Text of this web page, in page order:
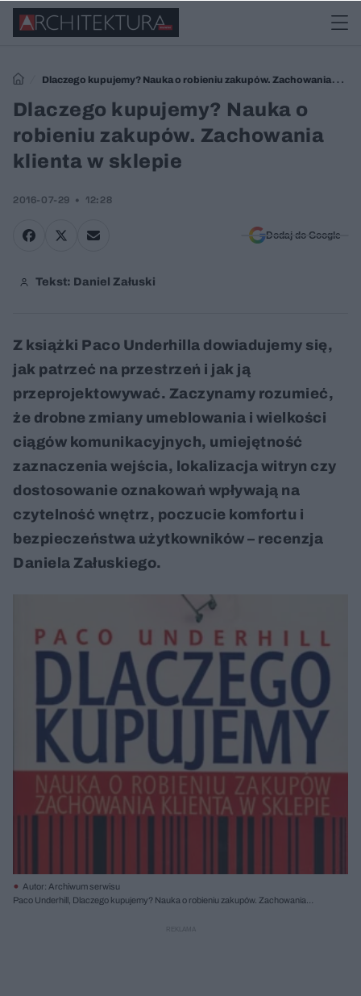
Dlaczego kupujemy? Nauka o robieniu zakupów. Zachowania
klienta w sklepie
Dlaczego kupujemy? Nauka o
robieniu zakupów. Zachowania
klienta w sklepie
2016-07-29 12:28
Dodaj do Google
Tekst: Daniel Załuski
Z książki Paco Underhilla dowiadujemy się,
jak patrzeć na przestrzeń i jak ją
przeprojektowywać. Zaczynamy rozumieć,
że drobne zmiany umeblowania i wielkości
ciągów komunikacyjnych, umiejętność
zaznaczenia wejścia, lokalizacja witryn czy
dostosowanie oznakowań wpływają na
czytelność wnętrz, poczucie komfortu i
bezpieczeństwa użytkowników – recenzja
Daniela Załuskiego.
Autor: Archiwum serwisu
Paco Underhill, Dlaczego kupujemy? Nauka o robieniu zakupów. Zachowania